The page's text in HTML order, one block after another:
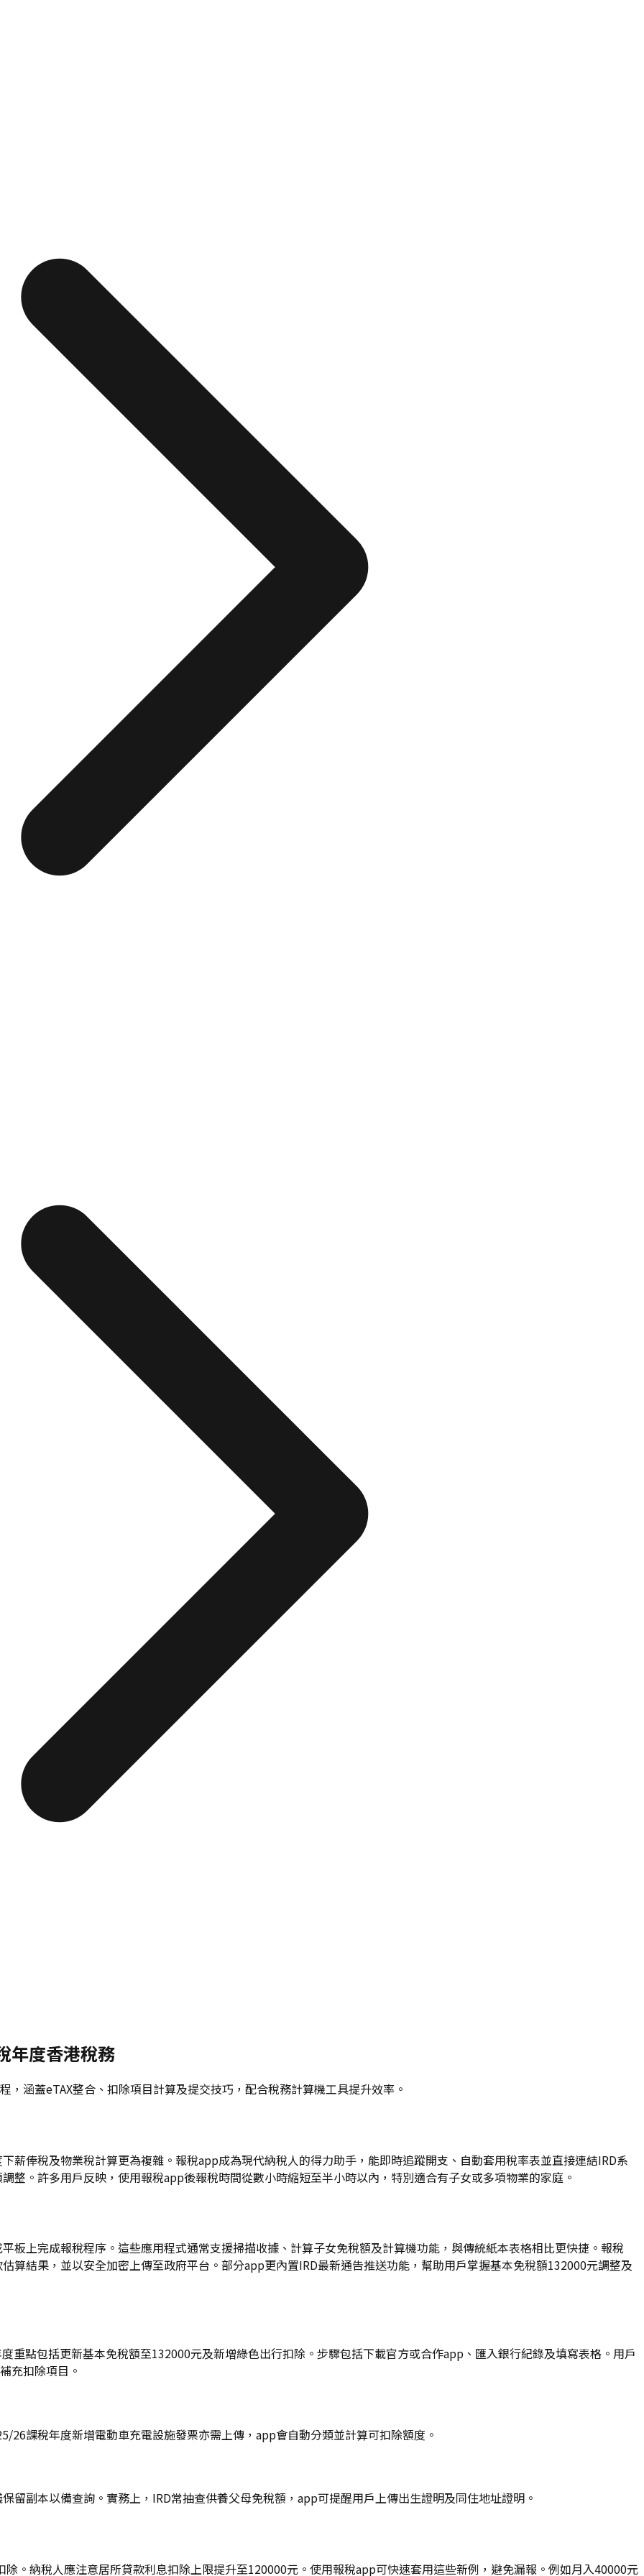
年度香港稅務
涵蓋eTAX整合、扣除項目計算及提交技巧，配合稅務計算機工具提升效率。
薪俸稅及物業稅計算更為複雜。報稅app成為現代納稅人的得力助手，能即時追蹤開支、自動套用稅率表並直接連結IRD系
整。許多用戶反映，使用報稅app後報稅時間從數小時縮短至半小時以內，特別適合有子女或多項物業的家庭。
板上完成報稅程序。這些應用程式通常支援掃描收據、計算子女免稅額及計算機功能，與傳統紙本表格相比更快捷。報稅
算結果，並以安全加密上傳至政府平台。部分app更內置IRD最新通告推送功能，幫助用戶掌握基本免稅額132000元調整及
重點包括更新基本免稅額至132000元及新增綠色出行扣除。步驟包括下載官方或合作app、匯入銀行紀錄及填寫表格。用戶
充扣除項目。
26課稅年度新增電動車充電設施發票亦需上傳，app會自動分類並計算可扣除額度。
留副本以備查詢。實務上，IRD常抽查供養父母免稅額，app可提醒用戶上傳出生證明及同住地址證明。
。納稅人應注意居所貸款利息扣除上限提升至120000元。使用報稅app可快速套用這些新例，避免漏報。例如月入40000元